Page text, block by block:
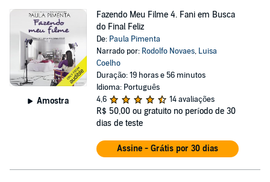
Amostra
Fazendo Meu Filme 4. Fani em Busca
do Final Feliz
De: Paula Pimenta
Narrado por: Rodolfo Novaes, Luisa
Coelho
Duração: 19 horas e 56 minutos
Idioma: Português
4,6
14 avaliações
R$ 50,00 ou gratuito no período de 30
dias de teste
Assine - Grátis por 30 dias